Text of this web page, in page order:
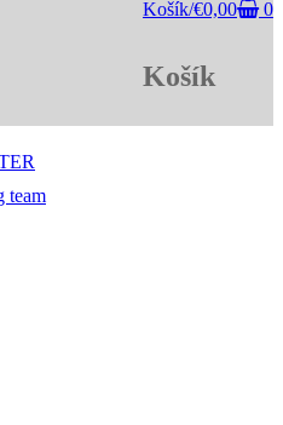
Košík/€0,00 0
Košík
team